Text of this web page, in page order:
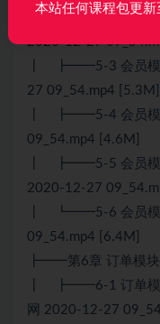
┃ ┣━━5-2 会员模块
2020-12-27
┃ ┣━━5-3 会员模
27 09_54.mp4 [5.3M]
┃ ┣━━5-4 会员模
09_54.mp4 [4.6M]
┃ ┣━━5-5 会员模块
2020-12-27
┃ ┗━━5-6 会员模
09_54.mp4 [6.4M]
┣━━第6章 订单模块
┃ ┣━━6-1 订单模块
网 2020-12-27
本站任何课程包更新